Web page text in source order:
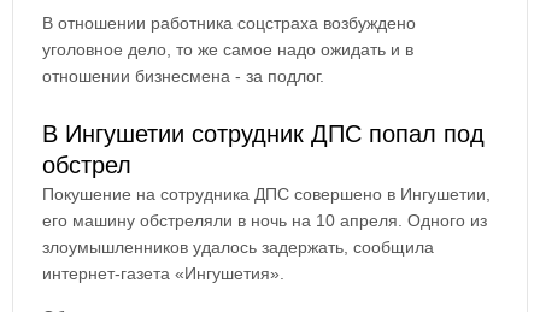
В отношении работника соцстраха возбуждено
уголовное дело, то же самое надо ожидать и в
отношении бизнесмена - за подлог.
В Ингушетии сотрудник ДПС попал под
обстрел
Покушение на сотрудника ДПС совершено в Ингушетии,
его машину обстреляли в ночь на 10 апреля. Одного из
злоумышленников удалось задержать, сообщила
интернет-газета «Ингушетия».